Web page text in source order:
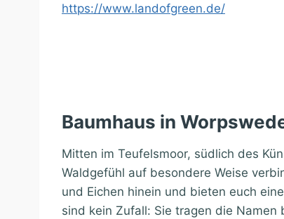
https://www.landofgreen.de/
Baumhaus in
Mitten im Teufelsmoor, südlich des
Waldgefühl auf besondere Weise
und Eichen hinein und bieten euch
sind kein Zufall: Sie tragen die